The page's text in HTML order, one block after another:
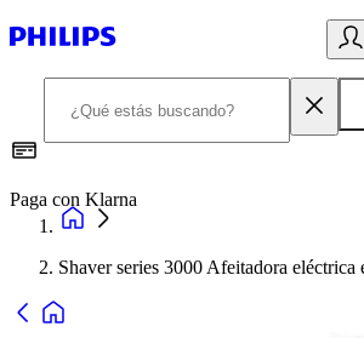
Paga con Klarna
Shaver series 3000 Afeitadora eléctrica